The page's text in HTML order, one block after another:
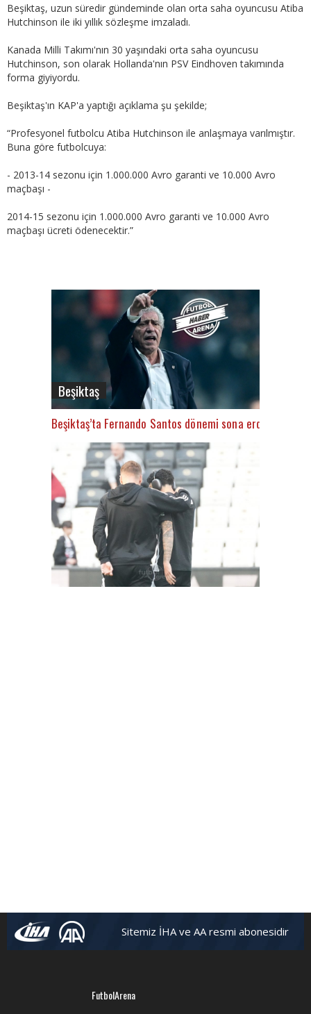
Beşiktaş, uzun süredir gündeminde olan orta saha oyuncusu Atiba
Hutchinson ile iki yıllık sözleşme imzaladı.
Kanada Milli Takımı'nın 30 yaşındaki orta saha oyuncusu
Hutchinson, son olarak Hollanda'nın PSV Eindhoven takımında
forma giyiyordu.
Beşiktaş'ın KAP'a yaptığı açıklama şu şekilde;
“Profesyonel futbolcu Atiba Hutchinson ile anlaşmaya varılmıştır.
Buna göre futbolcuya:
- 2013-14 sezonu için 1.000.000 Avro garanti ve 10.000 Avro
maçbaşı -
2014-15 sezonu için 1.000.000 Avro garanti ve 10.000 Avro
maçbaşı ücreti ödenecektir.”
Beşiktaş
Beşiktaş’ta Fernando Santos dönemi sona erdi
Sitemiz İHA ve AA resmi abonesidir
FutbolArena